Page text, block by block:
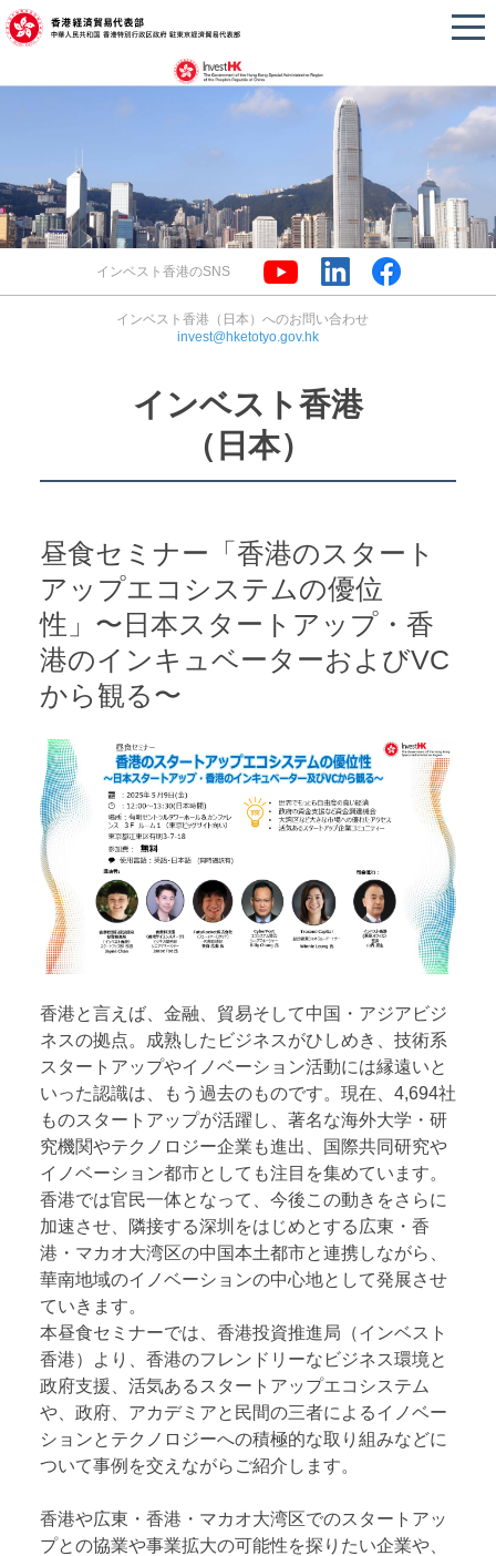
インベスト香港のSNS
インベスト香港（日本）へのお問い合わせ
invest@hketotyo.gov.hk
インベスト香港
（日本）
昼食セミナー「香港のスタート
アップエコシステムの優位
性」〜日本スタートアップ・香
港のインキュベーターおよびVC
から観る〜
香港と言えば、金融、貿易そして中国・アジアビジ
ネスの拠点。成熟したビジネスがひしめき、技術系
スタートアップやイノベーション活動には縁遠いと
いった認識は、もう過去のものです。現在、4,694社
ものスタートアップが活躍し、著名な海外大学・研
究機関やテクノロジー企業も進出、国際共同研究や
イノベーション都市としても注目を集めています。
香港では官民一体となって、今後この動きをさらに
加速させ、隣接する深圳をはじめとする広東・香
港・マカオ大湾区の中国本土都市と連携しながら、
華南地域のイノベーションの中心地として発展させ
ていきます。
本昼食セミナーでは、香港投資推進局（インベスト
香港）より、香港のフレンドリーなビジネス環境と
政府支援、活気あるスタートアップエコシステム
や、政府、アカデミアと民間の三者によるイノベー
ションとテクノロジーへの積極的な取り組みなどに
ついて事例を交えながらご紹介します。
香港や広東・香港・マカオ大湾区でのスタートアッ
プとの協業や事業拡大の可能性を探りたい企業や、